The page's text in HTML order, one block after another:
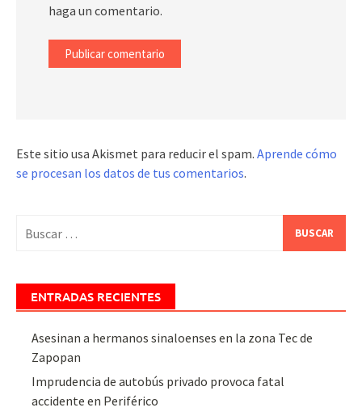
haga un comentario.
Este sitio usa Akismet para reducir el spam. Aprende cómo
se procesan los datos de tus comentarios.
ENTRADAS RECIENTES
Asesinan a hermanos sinaloenses en la zona Tec de
Zapopan
Imprudencia de autobús privado provoca fatal
accidente en Periférico